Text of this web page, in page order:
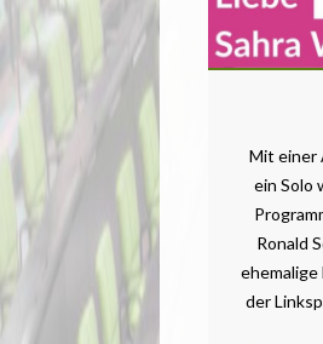
Mit einer
ein Solo
Ronald
der